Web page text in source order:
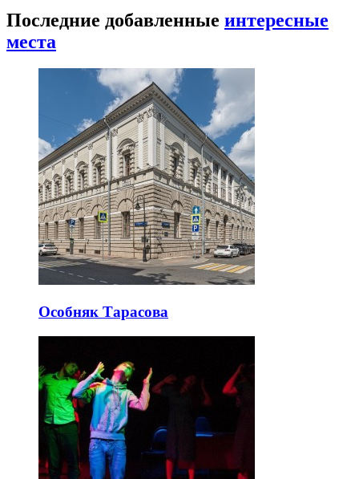
Последние добавленные интересные
места
Особняк Тарасова